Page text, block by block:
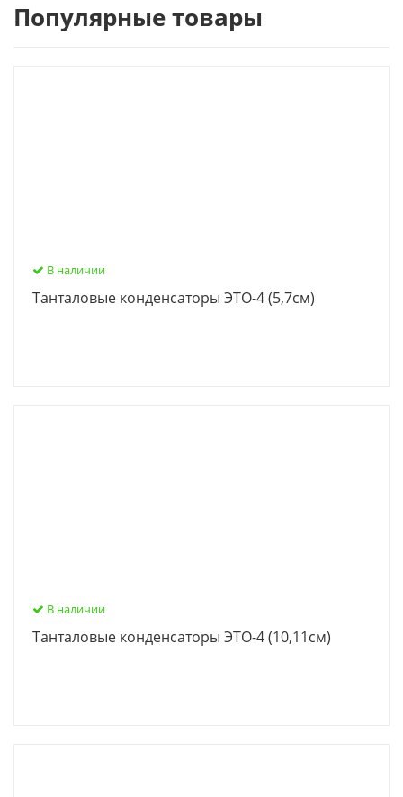
Популярные товары
В наличии
Танталовые конденсаторы ЭТО-4 (5,7см)
В наличии
Танталовые конденсаторы ЭТО-4 (10,11см)